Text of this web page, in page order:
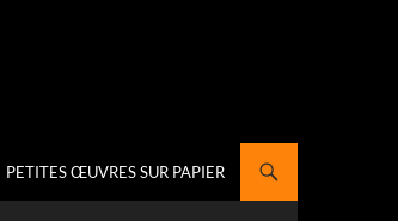
PETITES ŒUVRES SUR PAPIER